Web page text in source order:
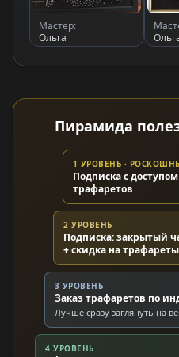
Мастер:
Ольга
Пирамида
1 УРОВЕНЬ ·
Подписка с
трафаретов
2 УРОВЕНЬ
Подписка: закрытый
+ скидка на трафареты
3 УРОВЕНЬ
Заказ трафаретов по
Лучше сразу заглянуть на
4 УРОВЕНЬ